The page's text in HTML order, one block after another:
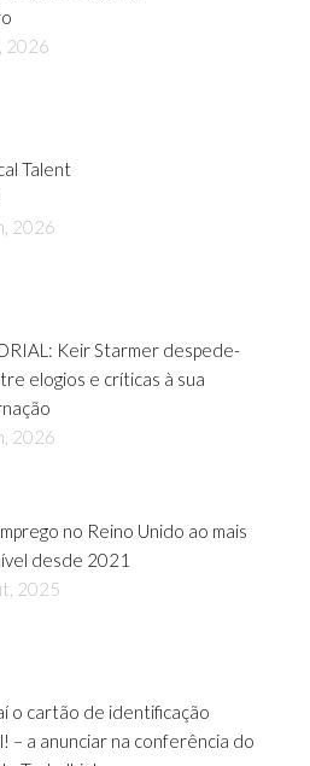
2026
Talent
2026
Keir Starmer despede-
elogios e críticas à sua
2026
no Reino Unido ao mais
desde 2021
2025
o cartão de identificação
– a anunciar na conferência do